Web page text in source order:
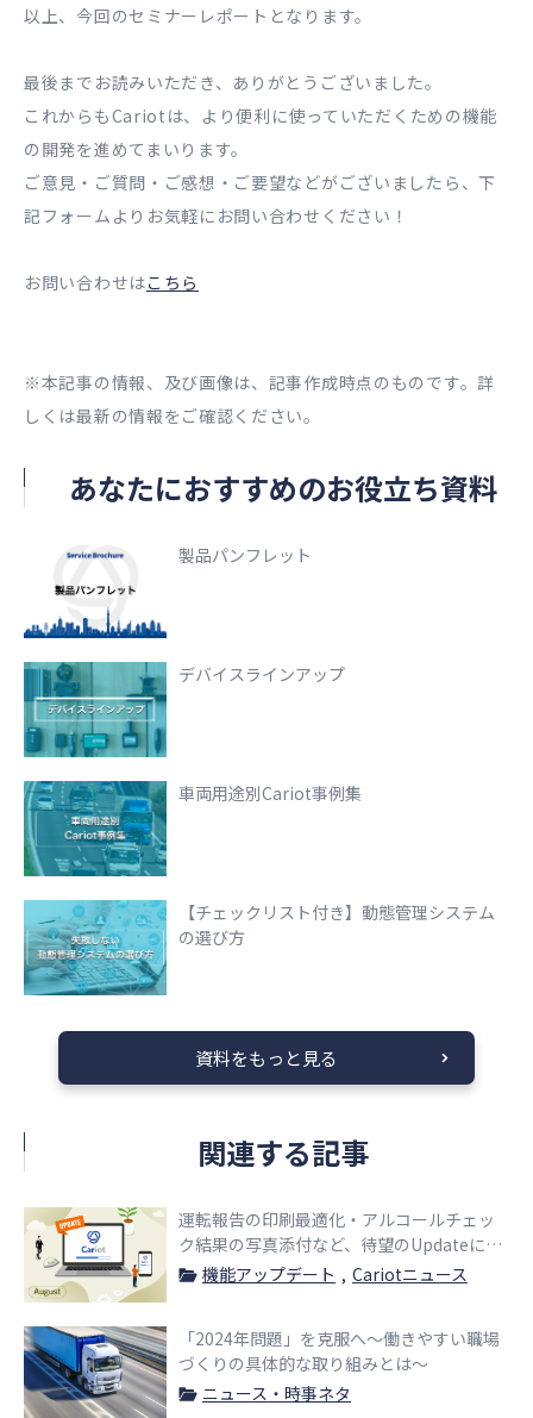
以上、今回のセミナーレポートとなります。
最後までお読みいただき、ありがとうございました。
これからもCariotは、より便利に使っていただくための機能
の開発を進めてまいります。
ご意見・ご質問・ご感想・ご要望などがございましたら、下
記フォームよりお気軽にお問い合わせください！
お問い合わせはこちら
※本記事の情報、及び画像は、記事作成時点のものです。詳
しくは最新の情報をご確認ください。
あなたにおすすめのお役立ち資料
製品パンフレット
デバイスラインアップ
車両用途別Cariot事例集
【チェックリスト付き】動態管理システム
の選び方
資料をもっと見る
関連する記事
運転報告の印刷最適化・アルコールチェッ
ク結果の写真添付など、待望のUpdateにつ
いてご案内します！
機能アップデート Cariotニュース
「2024年問題」を克服へ〜働きやすい職場
づくりの具体的な取り組みとは〜
ニュース・時事ネタ